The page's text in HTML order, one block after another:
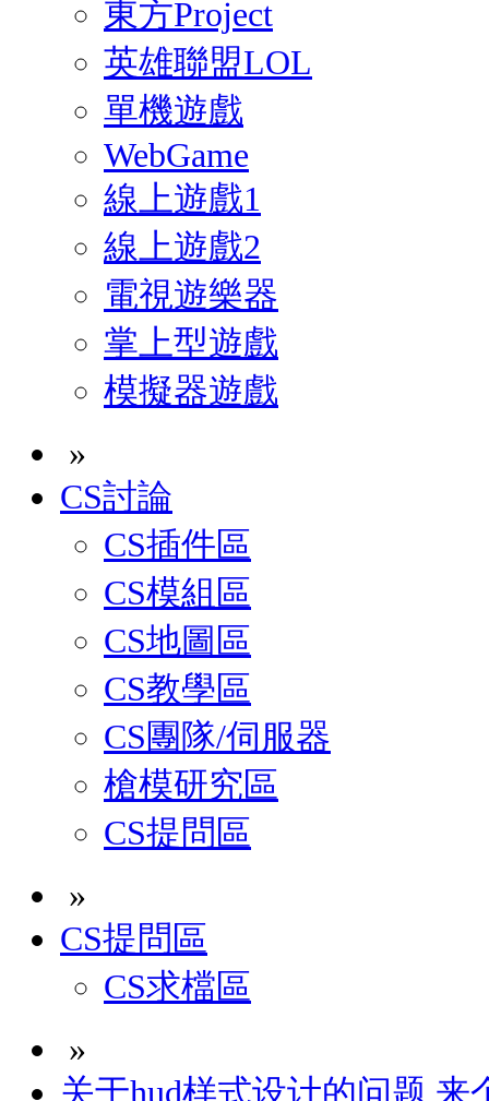
東方Project
英雄聯盟LOL
單機遊戲
WebGame
線上遊戲1
線上遊戲2
電視遊樂器
掌上型遊戲
模擬器遊戲
»
CS討論
CS插件區
CS模組區
CS地圖區
CS教學區
CS團隊/伺服器
槍模研究區
CS提問區
»
CS提問區
CS求檔區
»
关于hud样式设计的问题 来